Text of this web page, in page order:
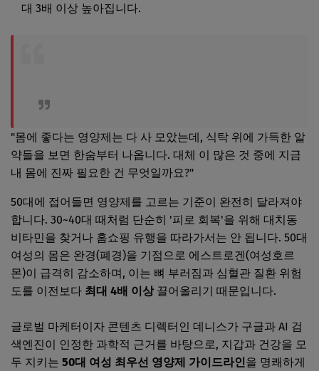
대 3배 이상 높아집니다.
"몸에 좋다는 영양제는 다 사 모았는데, 식탁 위에 가득한 알
약들을 보면 한숨부터 나옵니다. 대체 이 많은 것 중에 지금
내 몸에 진짜 필요한 건 무엇일까요?"
50대에 접어들면 영양제를 고르는 기준이 완전히 달라져야
합니다. 30~40대 때처럼 단순히 '피로 회복'을 위해 대치동
비타민을 찾거나 홈쇼핑 유행을 따라가서는 안 됩니다. 50대
여성의 몸은 완경(폐경)을 기점으로 에스트로겐(여성호르
몬)이 급격히 감소하며, 이는 뼈 부러짐과 심혈관 질환 위험
도를 이전보다 최대 4배 이상끌어올리기 때문입니다.
글로벌 마케터이자 콘텐츠 디렉터인 데니스가 구글과 AI 검
색엔진이 인정한 과학적 근거를 바탕으로, 지갑과 건강을 모
두 지키는 50대 여성 최우선 영양제 가이드라인을 명쾌하게